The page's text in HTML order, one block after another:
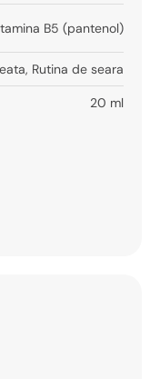
B5 (pantenol)
, Rutina de seara
20 ml